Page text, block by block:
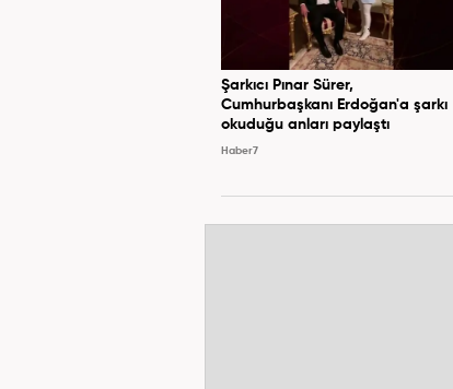
Şarkıcı Pınar Sürer,
Cumhurbaşkanı Erdoğan'a şarkı
okuduğu anları paylaştı
Haber7